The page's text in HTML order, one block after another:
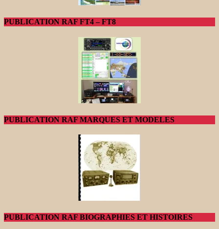
PUBLICATION RAF FT4 – FT8
PUBLICATION RAF MARQUES ET MODELES
PUBLICATION RAF BIOGRAPHIES ET HISTOIRES